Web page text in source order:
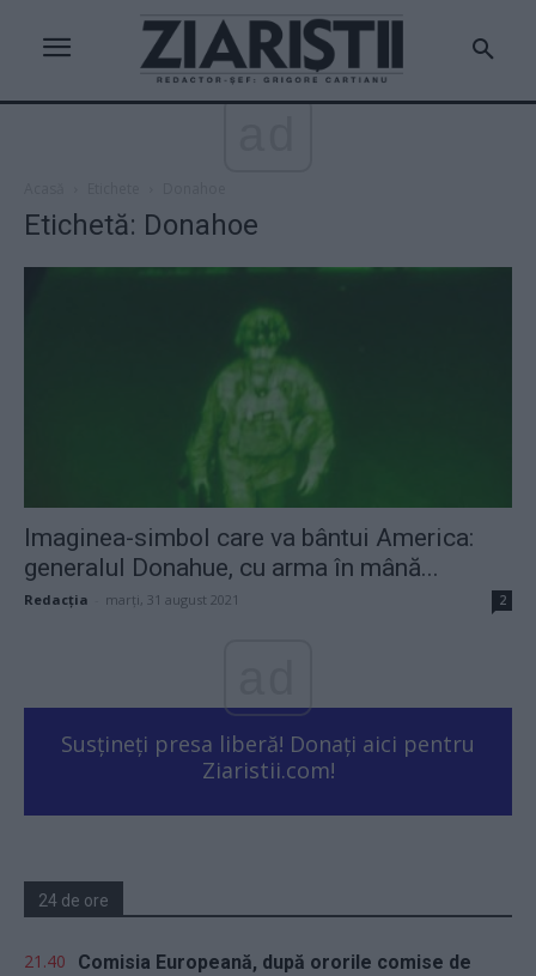
Etichetă: Donahoe
Imaginea-simbol care va bântui America:
generalul Donahue, cu arma în mână...
Redacţia marți, 31 august 2021 2
Susțineți presa liberă! Donați aici pentru
Ziaristii.com!
24 de ore
21.40
Comisia Europeană, după ororile comise de